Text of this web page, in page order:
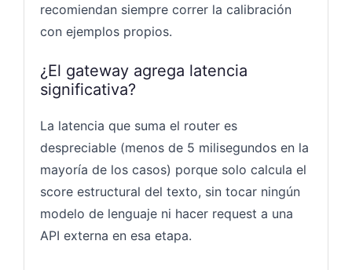
recomiendan siempre correr la calibración
con ejemplos propios.
¿El gateway agrega latencia
significativa?
La latencia que suma el router es
despreciable (menos de 5 milisegundos en la
mayoría de los casos) porque solo calcula el
score estructural del texto, sin tocar ningún
modelo de lenguaje ni hacer request a una
API externa en esa etapa.